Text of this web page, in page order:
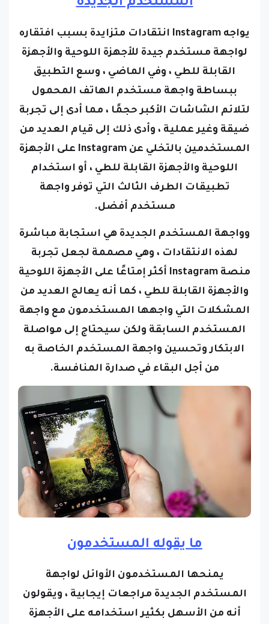
المستخدم الجديدة
يواجه Instagram انتقادات متزايدة بسبب افتقاره
لواجهة مستخدم جيدة للأجهزة اللوحية والأجهزة
القابلة للطي ، وفي الماضي ، وسع التطبيق
ببساطة واجهة مستخدم الهاتف المحمول
لتلائم الشاشات الأكبر حجمًا ، مما أدى إلى تجربة
ضيقة وغير عملية ، وأدى ذلك إلى قيام العديد من
المستخدمين بالتخلي عن Instagram على الأجهزة
اللوحية والأجهزة القابلة للطي ، أو استخدام
تطبيقات الطرف الثالث التي توفر واجهة
مستخدم أفضل.
وواجهة المستخدم الجديدة هي استجابة مباشرة
لهذه الانتقادات ، وهي مصممة لجعل تجربة
منصة Instagram أكثر إمتاعًا على الأجهزة اللوحية
والأجهزة القابلة للطي ، كما أنه يعالج العديد من
المشكلات التي واجهها المستخدمون مع واجهة
المستخدم السابقة ولكن سيحتاج إلى مواصلة
الابتكار وتحسين واجهة المستخدم الخاصة به
من أجل البقاء في صدارة المنافسة.
ما يقوله المستخدمون
يمنحها المستخدمون الأوائل لواجهة
المستخدم الجديدة مراجعات إيجابية ، ويقولون
أنه من الأسهل بكثير استخدامه على الأجهزة